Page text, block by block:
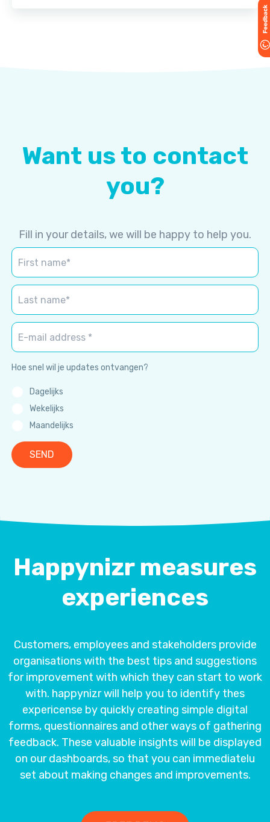
Want us to contact
you?
Fill in your details, we will be happy to help you.
Hoe snel wil je updates ontvangen?
Dagelijks
Wekelijks
Maandelijks
SEND
Happynizr measures
experiences
Customers, employees and stakeholders provide
organisations with the best tips and suggestions
for improvement with which they can start to work
with. happynizr will help you to identify thes
expericense by quickly creating simple digital
forms, questionnaires and other ways of gathering
feedback. These valuable insights will be displayed
on our dashboards, so that you can immediatelu
set about making changes and improvements.